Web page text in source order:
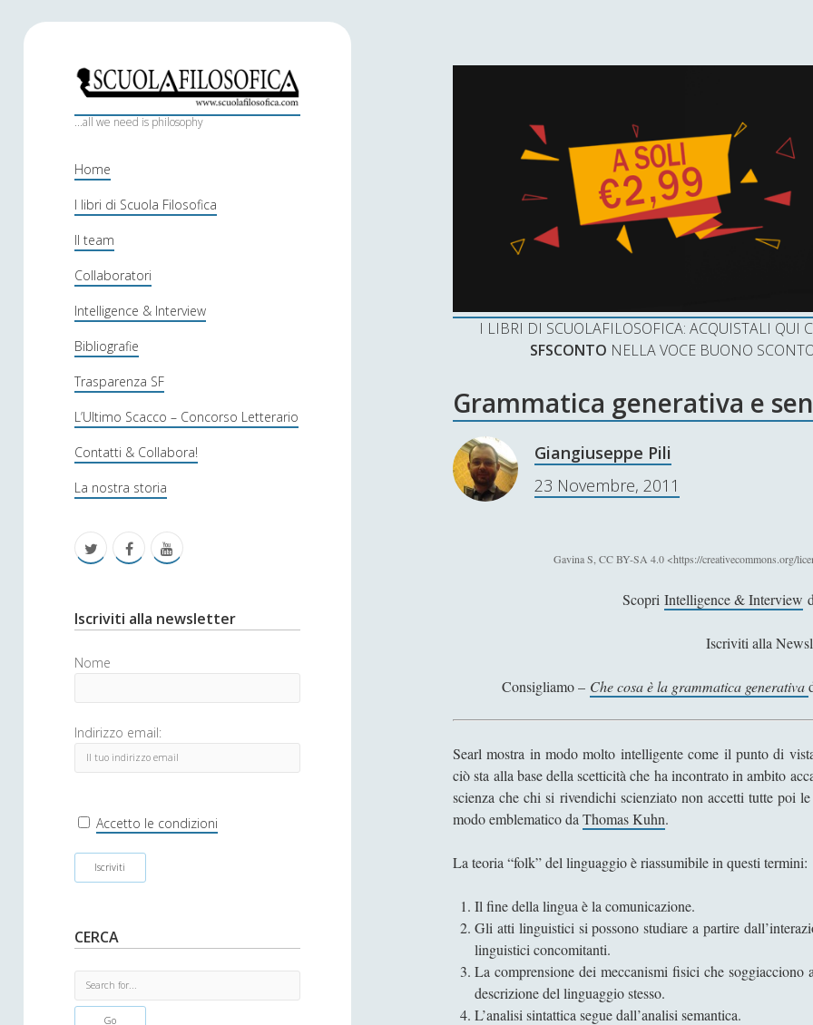
S
c
o
l
a
f
i
l
o
s
o
f
c
...all we need is philosophy
Home
I libri di Scuola Filosofica
Il team
Collaboratori
Intelligence & Interview
Bibliografie
Trasparenza SF
L’Ultimo Scacco – Concorso Letterario
Contatti & Collabora!
La nostra storia
i
t
r
f
c
b
o
k
u
u
e
S
i
e
b
r
Iscriviti alla newsletter
Nome
Indirizzo email:
Accetto le condizioni
CERCA
e
I LIBRI DI SCUOLAFILOSOFICA: ACQUISTALI
SFSCONTO NELLA VOCE BUONO
Grammatica generativa e
Giangiuseppe Pili
23 Novembre, 2011
Gavina S, CC BY-SA 4.0 <https://creativecommons.org/
Scopri Intelligence & Interview
Iscriviti alla
Consigliamo – Che cosa è la grammatica generativa
Searl mostra in modo molto intelligente come il punto di
ciò sta alla base della scetticità che ha incontrato in ambito
scienza che chi si rivendichi scienziato non accetti tutte poi
modo emblematico daThomas Kuhn.
La teoria “folk” del linguaggio è riassumibile in questi termini:
Il fine della lingua è la comunicazione.
Gli atti linguistici si possono studiare a partire
linguistici concomitanti.
La comprensione dei meccanismi fisici che
descrizione del linguaggio stesso.
L’analisi sintattica segue dall’analisi semantica.